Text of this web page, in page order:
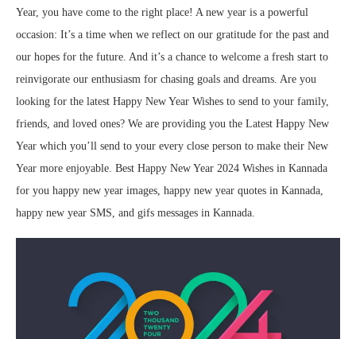
Year, you have come to the right place! A new year is a powerful
occasion: It’s a time when we reflect on our gratitude for the past and
our hopes for the future. And it’s a chance to welcome a fresh start to
reinvigorate our enthusiasm for chasing goals and dreams. Are you
looking for the latest Happy New Year Wishes to send to your family,
friends, and loved ones? We are providing you the Latest Happy New
Year which you’ll send to your every close person to make their New
Year more enjoyable. Best Happy New Year 2024 Wishes in Kannada
for you happy new year images, happy new year quotes in Kannada,
happy new year SMS, and gifs messages in Kannada.